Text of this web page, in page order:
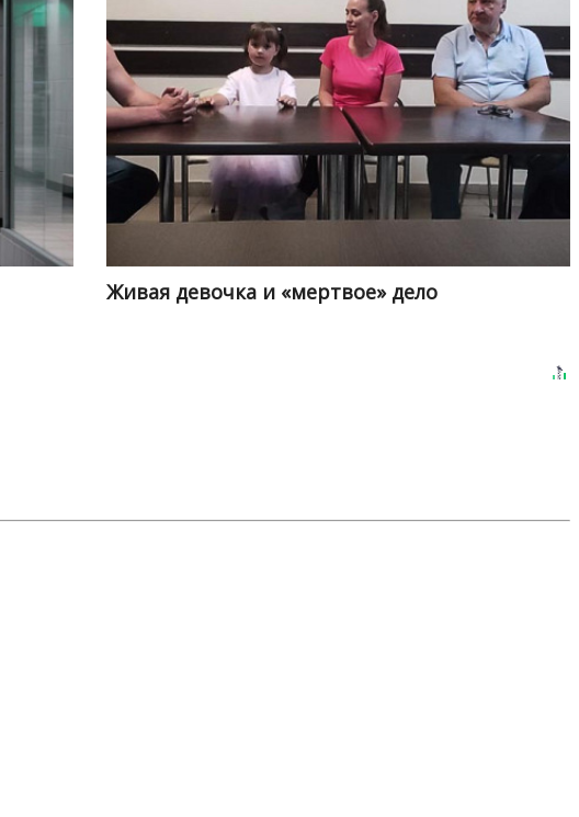
Живая девочка и «мертвое» дело